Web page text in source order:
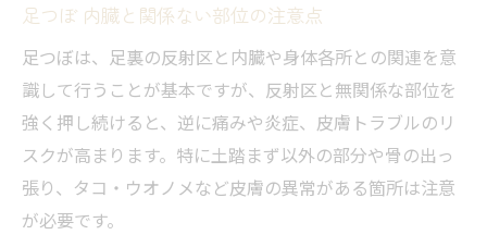
足つぼ 内臓と関係ない部位の注意点
足つぼは、足裏の反射区と内臓や身体各所との関連を意
識して行うことが基本ですが、反射区と無関係な部位を
強く押し続けると、逆に痛みや炎症、皮膚トラブルのリ
スクが高まります。特に土踏まず以外の部分や骨の出っ
張り、タコ・ウオノメなど皮膚の異常がある箇所は注意
が必要です。